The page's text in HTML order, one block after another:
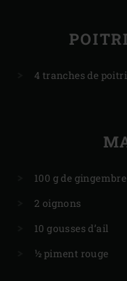
4 tranches de
100 g de
2 oignons
10 gousses d’ail
½ piment rouge